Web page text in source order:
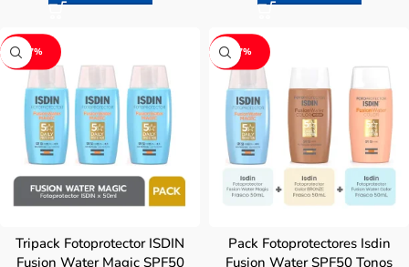
-27%
Tripack Fotoprotector ISDIN
Fusion Water Magic SPF50
-27%
Pack Fotoprotectores Isdin
Fusion Water SPF50 Tonos